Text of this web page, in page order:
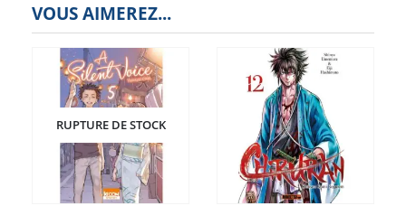
VOUS AIMEREZ...
RUPTURE DE STOCK